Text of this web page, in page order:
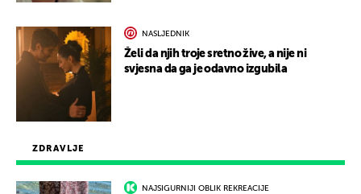
ZDRAVLJE
NAJSIGURNIJI OBLIK REKREACIJE
NASLJEDNIK
Želi da njih troje sretno žive, a nije ni
svjesna da ga je odavno izgubila